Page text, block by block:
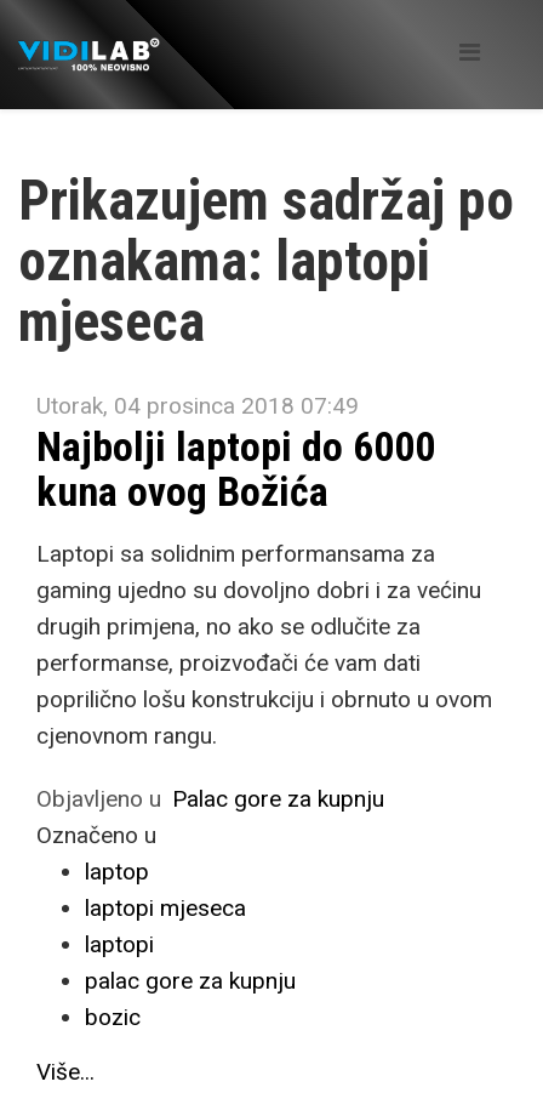
Prikazujem sadržaj po
oznakama: laptopi
mjeseca
Utorak, 04 prosinca 2018 07:49
Najbolji laptopi do 6000
kuna ovog Božića
Laptopi sa solidnim performansama za
gaming ujedno su dovoljno dobri i za većinu
drugih primjena, no ako se odlučite za
performanse, proizvođači će vam dati
poprilično lošu konstrukciju i obrnuto u ovom
cjenovnom rangu.
Objavljeno u Palac gore za kupnju
Označeno u
laptop
laptopi mjeseca
laptopi
palac gore za kupnju
bozic
Više...